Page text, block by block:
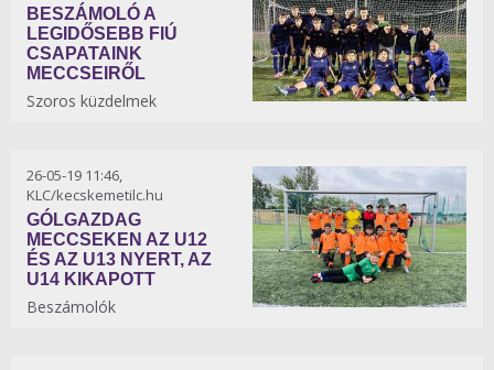
BESZÁMOLÓ A
LEGIDŐSEBB FIÚ
CSAPATAINK
MECCSEIRŐL
Szoros küzdelmek
26-05-19 11:46,
KLC/kecskemetilc.hu
GÓLGAZDAG
MECCSEKEN AZ U12
ÉS AZ U13 NYERT, AZ
U14 KIKAPOTT
Beszámolók